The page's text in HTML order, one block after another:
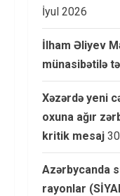
İyul 2026
İlham Əliyev
münasibətilə
Xəzərdə yeni
oxuna ağır
kritik mesaj
Azərbycanda
rayonlar